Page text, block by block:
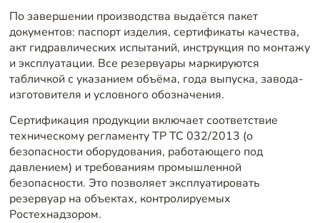
По завершении производства выдаётся пакет
документов: паспорт изделия, сертификаты качества,
акт гидравлических испытаний, инструкция по монтажу
и эксплуатации. Все резервуары маркируются
табличкой с указанием объёма, года выпуска, завода-
изготовителя и условного обозначения.
Сертификация продукции включает соответствие
техническому регламенту ТР ТС 032/2013 (о
безопасности оборудования, работающего под
давлением) и требованиям промышленной
безопасности. Это позволяет эксплуатировать
резервуар на объектах, контролируемых
Ростехнадзором.